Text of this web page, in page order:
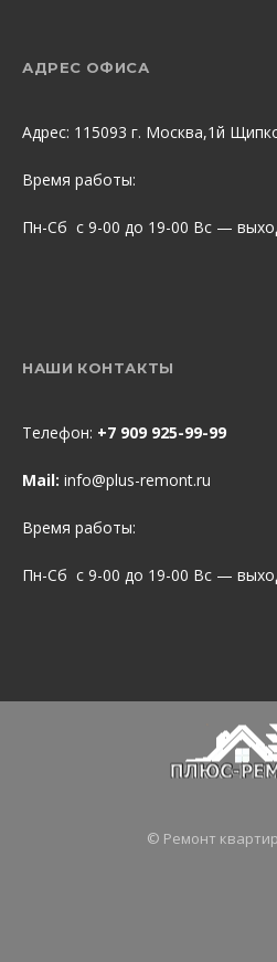
АДРЕС ОФИСА
Адрес: 115093 г. Москва,1й
Время работы:
Пн-Сб с 9-00 до 19-00 Вс —
НАШИ КОНТАКТЫ
Телефон: +7 909 925-99-99
Mail: info@plus-remont.ru
Время работы:
Пн-Сб с 9-00 до 19-00 Вс —
© Ремонт